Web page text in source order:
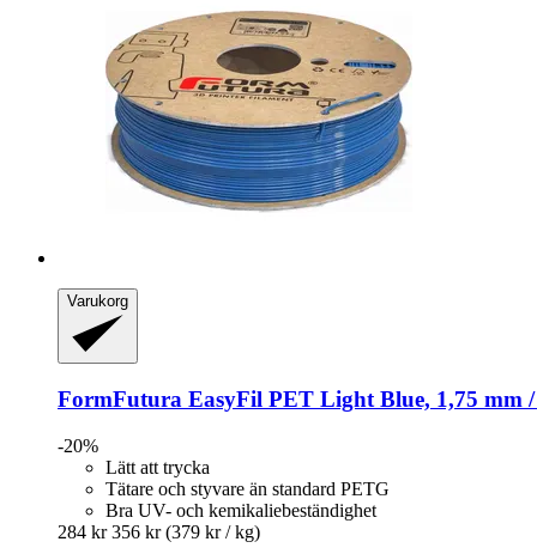
Varukorg
FormFutura EasyFil PET Light Blue, 1,75 mm /
-20%
Lätt att trycka
Tätare och styvare än standard PETG
Bra UV- och kemikaliebeständighet
284 kr 356 kr (379 kr / kg)